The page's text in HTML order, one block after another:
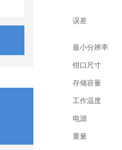
误差
最小分辨率
钳口尺寸
存储容量
工作温度
电源
重量